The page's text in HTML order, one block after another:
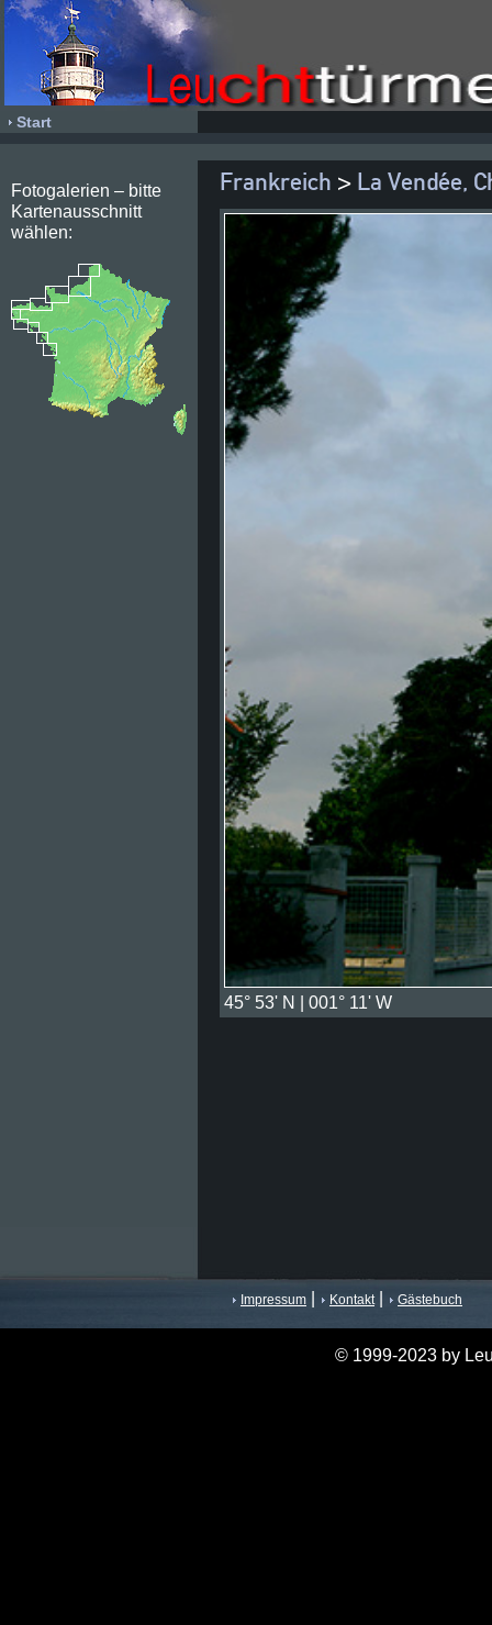
Start
Fotogalerien – bitte
Kartenausschnitt
wählen:
Frankreich > La Vendée,
45° 53' N | 001° 11' W
Impressum Kontakt| Gästebuch
© 1999-2023 by